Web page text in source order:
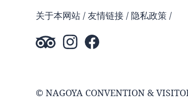
关于本网站 友情链接 隐私政策
© NAGOYA CONVENTION &